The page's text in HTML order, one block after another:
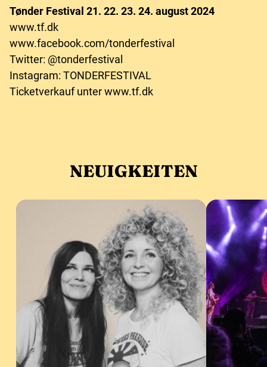
Tønder Festival 21. 22. 23. 24. august 2024
www.tf.dk
www.facebook.com/tonderfestival
Twitter: @tonderfestival
Instagram: TONDERFESTIVAL
Ticketverkauf unter www.tf.dk
NEUIGKEITEN